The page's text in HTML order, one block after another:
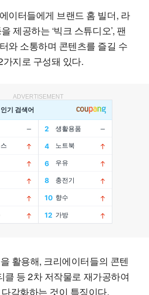
이터들에게 브랜드 홈 빌더, 라
제공하는 ‘빅크 스튜디오’, 팬
와 소통하며 콘텐츠를 즐길 수
가지로 구성돼 있다.
ADVERTISEMENT
활용해, 크리에이터들의 콘텐
클 등 2차 저작물로 재가공하여
각화하는 것이 특징이다.